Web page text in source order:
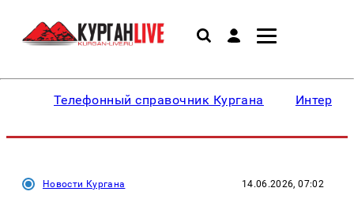
Телефонный справочник Кургана
Новости Кургана 14.06.2026, 07:02